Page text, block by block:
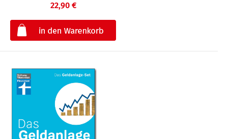
22,90 €